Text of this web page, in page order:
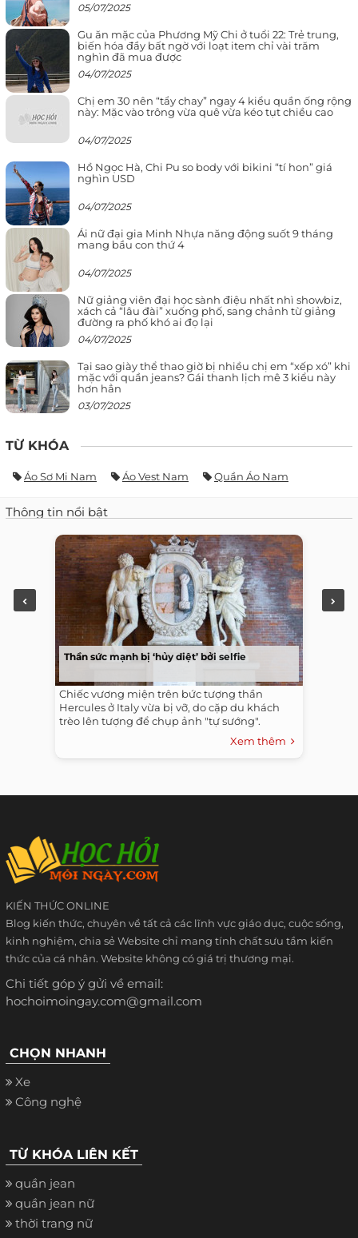
05/07/2025
Gu ăn mặc của Phương Mỹ Chi ở tuổi 22: Trẻ trung,
biến hóa đầy bất ngờ với loạt item chỉ vài trăm
nghìn đã mua được
04/07/2025
Chị em 30 nên “tẩy chay” ngay 4 kiểu quần ống rộng
này: Mặc vào trông vừa quê vừa kéo tụt chiều cao
04/07/2025
Hồ Ngọc Hà, Chi Pu so body với bikini “tí hon” giá
nghìn USD
04/07/2025
Ái nữ đại gia Minh Nhựa năng động suốt 9 tháng
mang bầu con thứ 4
04/07/2025
Nữ giảng viên đại học sành điệu nhất nhì showbiz,
xách cả “lâu đài” xuống phố, sang chảnh từ giảng
đường ra phố khó ai đọ lại
04/07/2025
Tại sao giày thể thao giờ bị nhiều chị em “xếp xó” khi
mặc với quần jeans? Gái thanh lịch mê 3 kiểu này
hơn hẳn
03/07/2025
TỪ KHÓA
Áo Sơ Mi Nam Áo Vest Nam Quần Áo Nam
Thông tin nổi bật
Thần sức mạnh bị ‘hủy diệt’ bởi selfie
Chiếc vương miện trên bức tượng thần
Hercules ở Italy vừa bị vỡ, do cặp du khách
trèo lên tượng để chụp ảnh "tự sướng".
Xem thêm
KIẾN THỨC ONLINE
Blog kiến thức, chuyên về tất cả các lĩnh vực giáo dục, cuộc sống,
kinh nghiệm, chia sẻ Website chỉ mang tính chất sưu tầm kiến
thức của cá nhân. Website không có giá trị thương mại.
Chi tiết góp ý gửi về email:
hochoimoingay.com@gmail.com
CHỌN NHANH
Xe
Công nghệ
TỪ KHÓA LIÊN KẾT
quần jean
quần jean nữ
thời trang nữ